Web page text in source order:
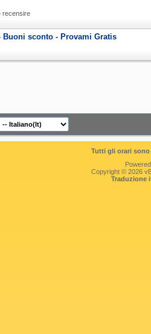
recensire
Buoni sconto - Provami Gratis
Tutti gli orari
Copyright © 2026
Traduzione